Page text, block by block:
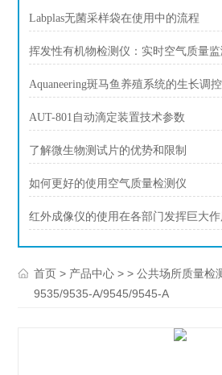
Labplas无菌采样袋在使用中的流程
挥发性有机物检测仪：实时空气质量
Aquaneering斑马鱼养殖系统的生长调
AUT-801自动滴定装置技术参数
了解微生物测试片的优势和限制
如何更好的使用空气质量检测仪
红外成像仪的使用在各部门发挥巨大作
首页 > 产品中心 > >公共场所质量检
9535/9535-A/9545/9545-A